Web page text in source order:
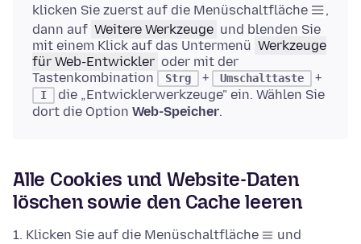
klicken Sie zuerst auf die Menüschaltfläche
,
dann auf Weitere Werkzeuge und blenden Sie
mit einem Klick auf das Untermenü Werkzeuge
für Web-Entwickler oder mit der
Tastenkombination
Strg + Umschalttaste +
I
die „Entwicklerwerkzeuge" ein. Wählen Sie
dort die Option Web-Speicher.
Alle Cookies und Website-Daten
löschen sowie den Cache leeren
Klicken Sie auf die Menüschaltfläche
und